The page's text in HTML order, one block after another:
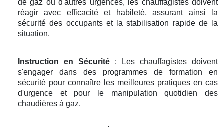
de gaz ou d'autres urgences, les chauffagistes doivent
réagir avec efficacité et habileté, assurant ainsi la
sécurité des occupants et la stabilisation rapide de la
situation.
Instruction en Sécurité : Les chauffagistes doivent
s'engager dans des programmes de formation en
sécurité pour connaître les meilleures pratiques en cas
d'urgence et pour le manipulation quotidien des
chaudières à gaz.